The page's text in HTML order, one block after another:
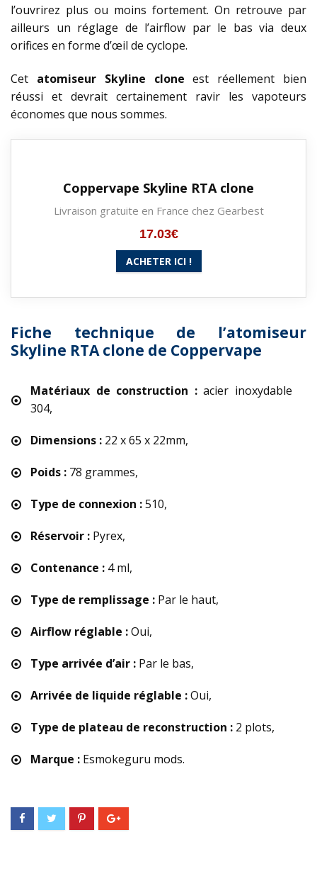
l’ouvrirez plus ou moins fortement. On retrouve par
ailleurs un réglage de l’airflow par le bas via deux
orifices en forme d’œil de cyclope.
Cet atomiseur Skyline clone est réellement bien
réussi et devrait certainement ravir les vapoteurs
économes que nous sommes.
Coppervape Skyline RTA clone
Livraison gratuite en France chez Gearbest
17.03€
ACHETER ICI !
Fiche technique de l’atomiseur
Skyline RTA clone de Coppervape
Matériaux de construction :acier inoxydable
304,
Dimensions : 22 x 65 x 22mm,
Poids : 78 grammes,
Type de connexion :510,
Réservoir : Pyrex,
Contenance : 4 ml,
Type de remplissage : Par le haut,
Airflow réglable :Oui,
Type arrivée d’air : Par le bas,
Arrivée de liquide réglable :Oui,
Type de plateau de reconstruction : 2 plots,
Marque : Esmokeguru mods.